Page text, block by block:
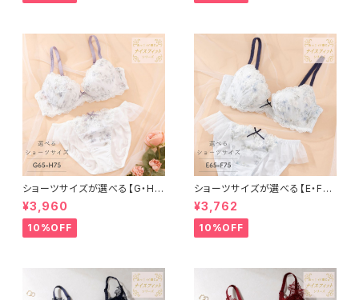
ショーツサイズが選べる【G・H】
セレナーデ ブラ＆ショーツセット
¥3,960
10%OFF
ショーツサイズが選べる【E・F】
セレナーデ ブラ＆ショーツセット
¥3,762
10%OFF